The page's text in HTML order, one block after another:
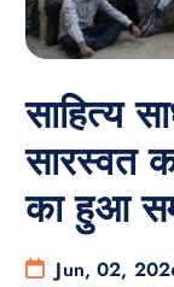
साहित्य
सारस्वत
का हुआ
Jun, 02,